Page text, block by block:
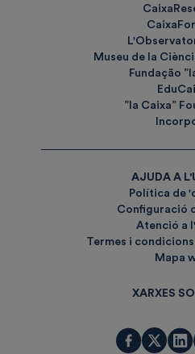
Museu de la
Fundação
”la Caixa”
AJUDA A
Política de
Configuració
Atenció a
Termes i
Mapa
XARXES